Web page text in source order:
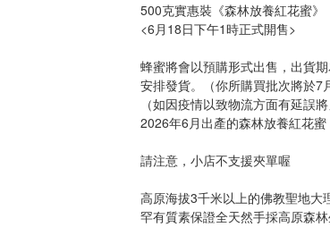
500克實惠裝《森林放養紅花蜜》
<6月18日下午1時正式開售>
蜂蜜將會以預購形式出售，出貨
安排發貨。（你所購買批次將於7
（如因疫情以致物流方面有延誤將
2026年6月出產的森林放養紅花蜜
請注意，小店不支援夾單喔
高原海拔3千米以上的佛教聖地大
罕有質素保證全天然手採高原森